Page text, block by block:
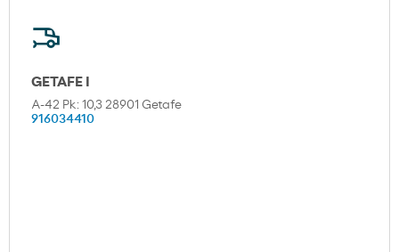
GETAFE I
A-42 Pk: 10,3 28901 Getafe
916034410